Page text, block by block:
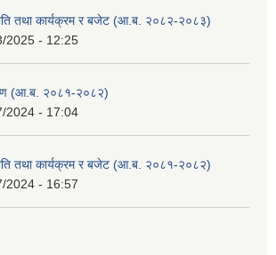
तथा कार्यक्रम र बजेट (आ.ब. २०८२-२०८३)
2025 - 12:25
(आ.ब. २०८१-२०८२)
2024 - 17:04
तथा कार्यक्रम र बजेट (आ.ब. २०८१-२०८२)
2024 - 16:57